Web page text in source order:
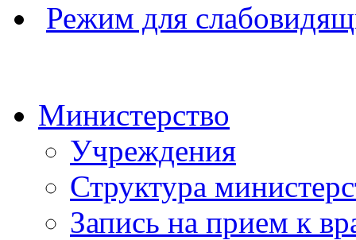
Режим для
Министерство
Учреждения
Структура
Запись на прием к